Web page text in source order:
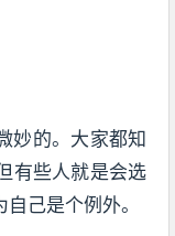
妙的。大家都知
有些人就是会选
己是个例外。